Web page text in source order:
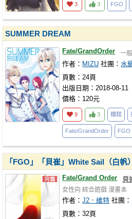
3 3 FGO
SUMMER DREAM
Fate/GrandOrder 一
作者： MIZU 社團：水
頁數：24頁
出版日期：2018-08-11
價格：120元
9 3 糟糕
Fate/GrandOrder FGO
「FGO」「貝崔」White Sail（白帆）
Fate/Grand Order 貝
女性向 綜合遊戲 漫畫本
作者：J2．維特 社團：
頁數：32頁